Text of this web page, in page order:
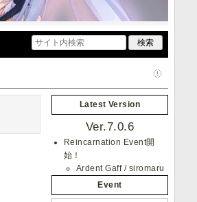
Latest Version
Ver.7.0.6
Reincarnation Event開
始！
Ardent Gaff / siromaru
Event